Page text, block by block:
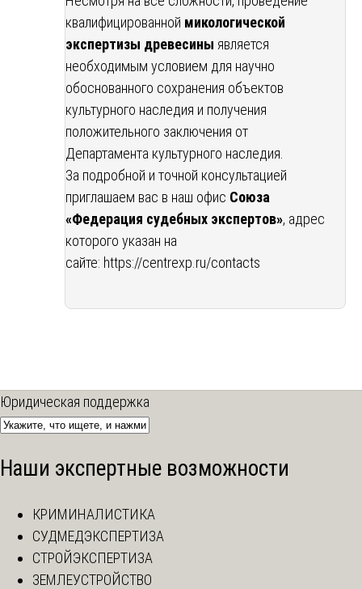
квалифицированной микологической
экспертизы древесины является
необходимым условием для научно
обоснованного сохранения объектов
культурного наследия и получения
положительного заключения от
Департамента культурного наследия.
За подробной и точной консультацией
приглашаем вас в наш офис Союза
«Федерация судебных экспертов», адрес
которого указан на
сайте: https://centrexp.ru/contacts
Юридическая поддержка
Наши экспертные возможности
КРИМИНАЛИСТИКА
СУДМЕДЭКСПЕРТИЗА
СТРОЙЭКСПЕРТИЗА
ЗЕМЛЕУСТРОЙСТВО